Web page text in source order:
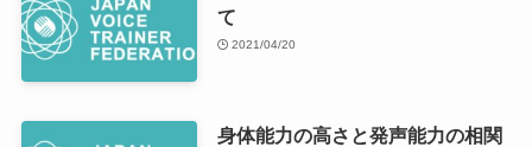
て
2021/04/20
身体能力の高さと発声能力の相関